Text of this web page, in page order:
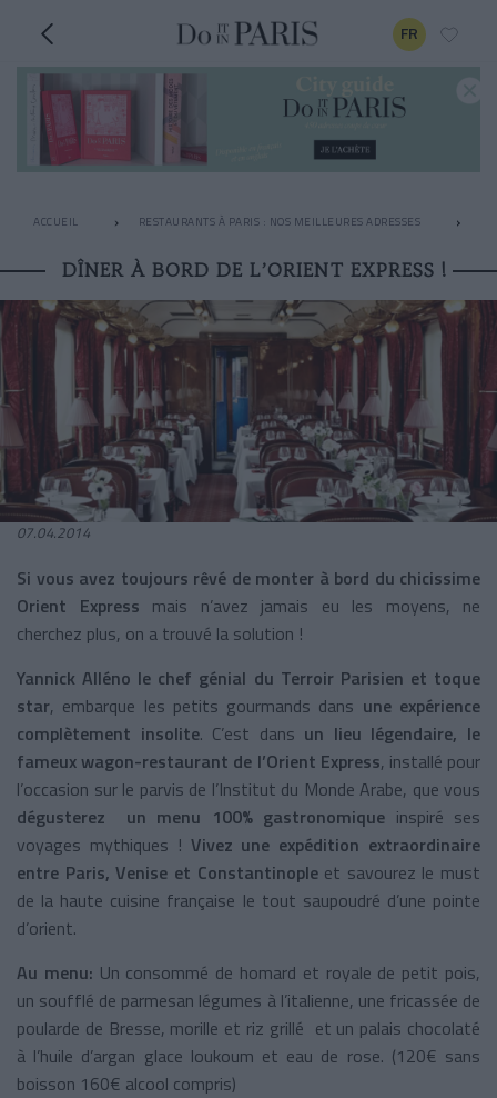
FR
ACCUEIL RESTAURANTS À PARIS : NOS MEILLEURES ADRESSES
DÎNER À BORD DE L’ORIENT EXPRESS !
07.04.2014
Si vous avez toujours rêvé de monter à bord du chicissime
Orient Express mais n’avez jamais eu les moyens, ne
cherchez plus, on a trouvé la solution !
Yannick Alléno le chef génial du Terroir Parisien et toque
star, embarque les petits gourmands dans une expérience
complètement insolite. C’est dans un lieu légendaire, le
fameux wagon-restaurant de l’Orient Express, installé pour
l’occasion sur le parvis de l’Institut du Monde Arabe, que vous
dégusterez un menu 100% gastronomique inspiré ses
voyages mythiques ! Vivez une expédition extraordinaire
entre Paris, Venise et Constantinopleet savourez le must
de la haute cuisine française le tout saupoudré d’une pointe
d’orient.
Au menu: Un consommé de homard et royale de petit pois,
un soufflé de parmesan légumes à l’italienne, une fricassée de
poularde de Bresse, morille et riz grillé et un palais chocolaté
à l’huile d’argan glace loukoum et eau de rose. (120€ sans
boisson 160€ alcool compris)